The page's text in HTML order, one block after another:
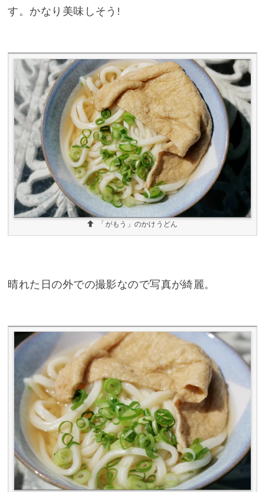
す。かなり美味しそう!
「がもう」のかけうどん
晴れた日の外での撮影なので写真が綺麗。